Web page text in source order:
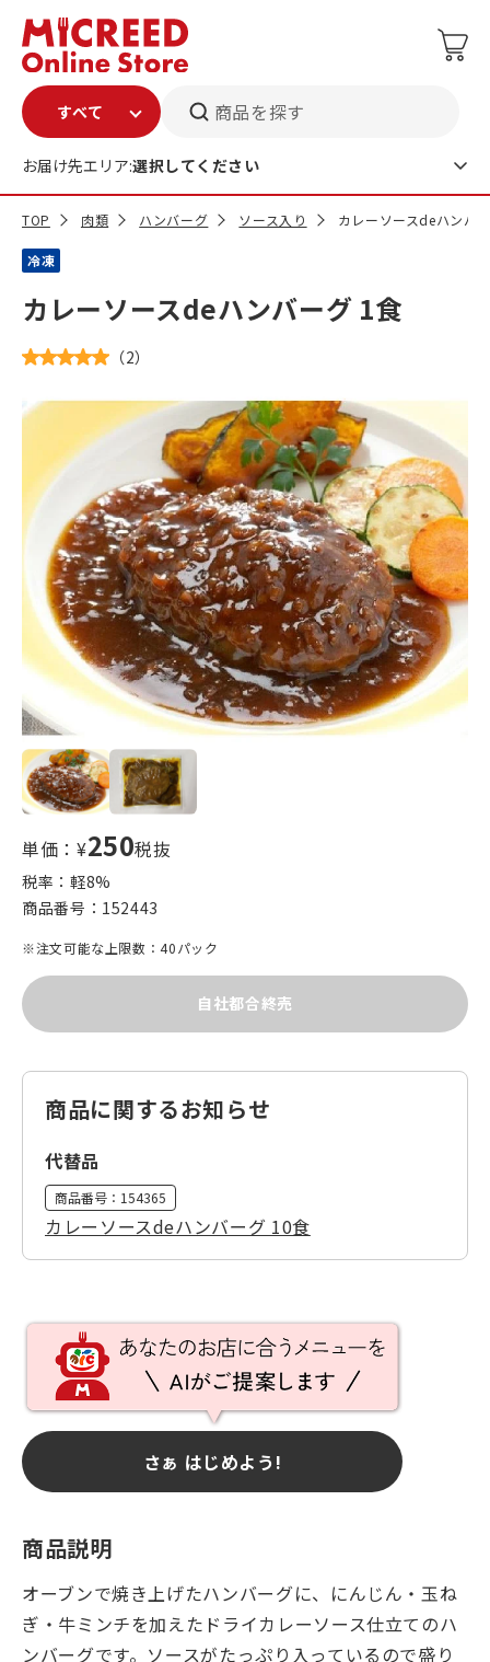
商品を探す
お届け先エリア:選択してください
TOP 肉類 ハンバーグ ソース入り カレーソースdeハンバ
冷凍
カレーソースdeハンバーグ 1食
（2）
単価：¥250税抜
税率：軽8%
商品番号： 152443
※注文可能な上限数：40パック
自社都合終売
商品に関するお知らせ
代替品
商品番号： 154365
カレーソースdeハンバーグ 10食
さぁ はじめよう!
商品説明
オーブンで焼き上げたハンバーグに、にんじん・玉ね
ぎ・牛ミンチを加えたドライカレーソース仕立てのハ
ンバーグです。ソースがたっぷり入っているので盛り